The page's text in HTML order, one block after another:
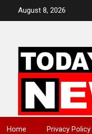
August 8, 2026
Home Privacy Policy